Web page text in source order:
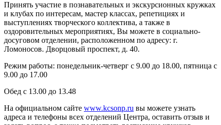
Принять участие в познавательных и экскурсионных кружках
и клубах по интересам, мастер классах, репетициях и
выступлениях творческого коллектива, а также в
оздоровительных мероприятиях, Вы можете в социально-
досуговом отделении, расположенном по адресу: г.
Ломоносов. Дворцовый проспект, д. 40.
Режим работы: понедельник-четверг с 9.00 до 18.00, пятница с
9.00 до 17.00
Обед с 13.00 до 13.48
На официальном сайте www.kcsonp.ru вы можете узнать
адреса и телефоны всех отделений Центра, оставить отзыв и